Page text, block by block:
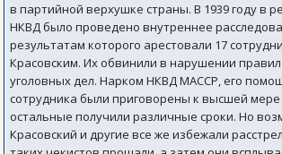
в партийной верхушке страны. В 1939 году в
НКВД было проведено внутреннее
результатам которого арестовали 17
Красовским. Их обвинили в нарушении
уголовных дел. Нарком НКВД МАССР, его
сотрудника были приговорены к высшей
остальные получили различные сроки. Но
Красовский и другие все же избежали